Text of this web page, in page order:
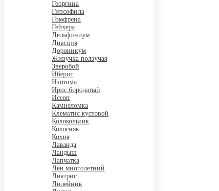
Георгина
Гипсофила
Гомфрена
Гейхера
Дельфиниум
Диасция
Дороникум
Живучка ползучая
Зверобой
Иберис
Изотома
Ирис бородатый
Иссоп
Камнеломка
Клематис кустовой
Колокольчик
Колосняк
Кохия
Лаванда
Ландыш
Лапчатка
Лён многолетний
Лиатрис
Лилейник